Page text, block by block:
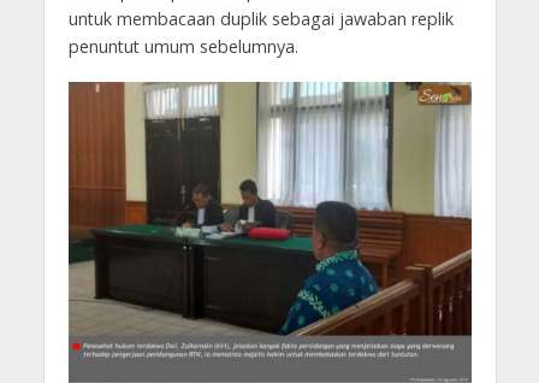
untuk membacaan duplik sebagai jawaban replik
penuntut umum sebelumnya.